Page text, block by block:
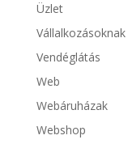
Üzlet
Vállalkozásoknak
Vendéglátás
Web
Webáruházak
Webshop